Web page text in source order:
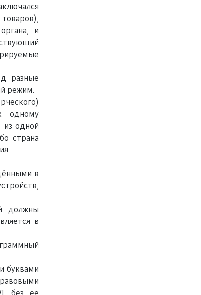
и
разные
режим.
одному
одной
страна
в
должны
в
буквами
без её